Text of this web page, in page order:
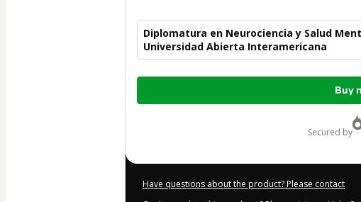
Diplomatura en Neurociencia y Salud
Universidad Abierta Interamericana
Total
Buy
secured by
Have questions about the product? Please contact